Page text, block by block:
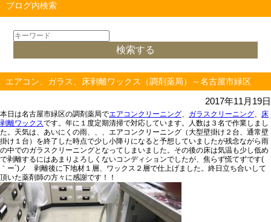
ブログ内検索
エアコン、ガラス、床剥離ワックス（調剤薬局）～名古屋市緑区
2017年11月19日
本日は名古屋市緑区の調剤薬局でエアコンクリーニング、 ガラスクリーニング、 床
剥離ワックスです。年に１度定期清掃で対応しています。人数は３名で作業しまし
た。天気は、あいにくの雨、、、エアコンクリーニング（大型壁掛け２台、通常壁
掛け１台）を終了した時点で少し小降りになると予想していましたが残念ながら雨
の中でのガラスクリーニングとなってしまいました。その後の床は気温も少し低め
で剥離するにはあまりよろしくないコンディションでしたが、焦らず慌てずです(
｀ー´)ノ 剥離後に下地材１層、ワックス２層で仕上げました。終日立ち合いして
頂いた薬剤師の方々に感謝です！！